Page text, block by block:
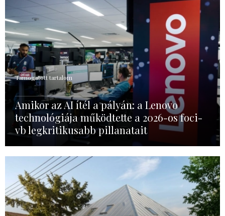
Támogatott tartalom
Amikor az AI ítél a pályán: a Lenovo
technológiája működtette a 2026-os foci-
vb legkritikusabb pillanatait